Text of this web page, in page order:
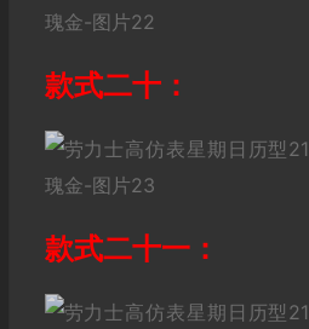
款式二十：
款式二十一：